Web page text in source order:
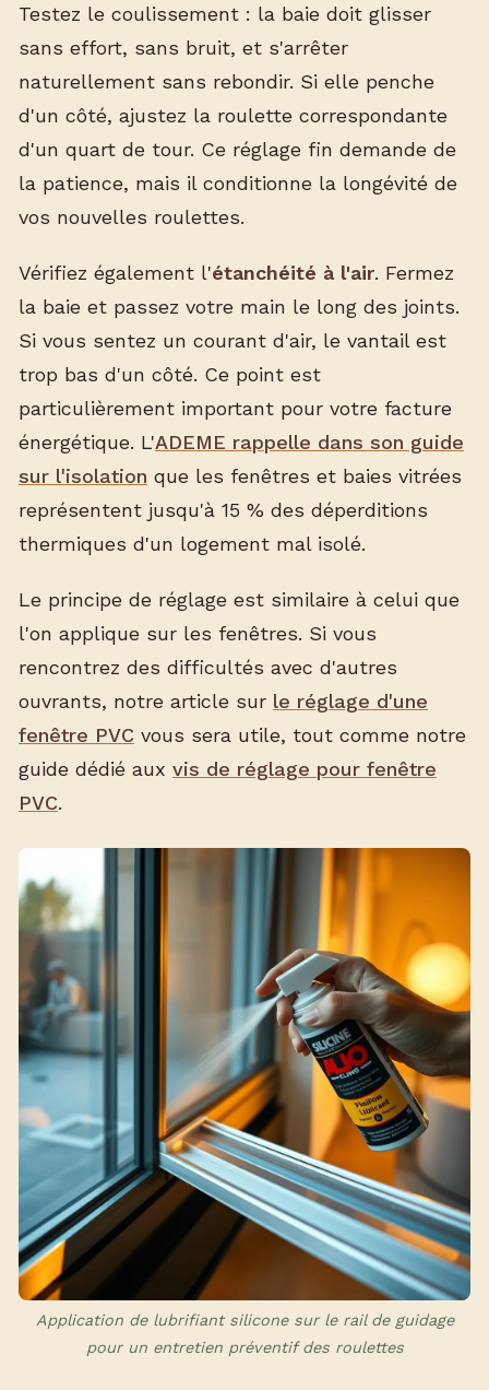
Testez le coulissement : la baie doit glisser
sans effort, sans bruit, et s'arrêter
naturellement sans rebondir. Si elle penche
d'un côté, ajustez la roulette correspondante
d'un quart de tour. Ce réglage fin demande de
la patience, mais il conditionne la longévité de
vos nouvelles roulettes.
Vérifiez également l'étanchéité à l'air. Fermez
la baie et passez votre main le long des joints.
Si vous sentez un courant d'air, le vantail est
trop bas d'un côté. Ce point est
particulièrement important pour votre facture
énergétique. L'ADEME rappelle dans son guide
sur l'isolation que les fenêtres et baies vitrées
représentent jusqu'à 15 % des déperditions
thermiques d'un logement mal isolé.
Le principe de réglage est similaire à celui que
l'on applique sur les fenêtres. Si vous
rencontrez des difficultés avec d'autres
ouvrants, notre article sur le réglage d'une
fenêtre PVC vous sera utile, tout comme notre
guide dédié aux vis de réglage pour fenêtre
PVC.
Application de lubrifiant silicone sur le rail de guidage
pour un entretien préventif des roulettes